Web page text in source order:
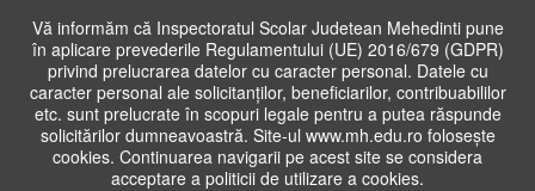
Vă informăm că Inspectoratul Scolar Judetean Mehedinti pune
în aplicare prevederile Regulamentului (UE) 2016/679 (GDPR)
privind prelucrarea datelor cu caracter personal. Datele cu
caracter personal ale solicitanților, beneficiarilor, contribuabililor
etc. sunt prelucrate în scopuri legale pentru a putea răspunde
solicitărilor dumneavoastră. Site-ul www.mh.edu.ro folosește
cookies. Continuarea navigarii pe acest site se considera
acceptare a politicii de utilizare a cookies.
Cauta
in
siteAcasa Cadre Didactice